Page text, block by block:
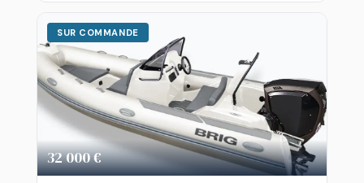
SUR COMMANDE
32 000 €